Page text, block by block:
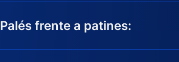
Palés frente a patines: